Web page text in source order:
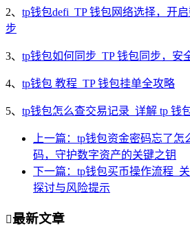
2、 tp钱包defi_TP 钱包网络选择，开
步
3、 tp钱包如何同步_TP 钱包同步，安
4、 tp钱包 教程_TP 钱包挂单全攻略
5、 tp钱包怎么查交易记录_详解 tp 钱
上一篇：tp钱包资金密码忘了怎
码，守护数字资产的关键之钥
下一篇：tp钱包买币操作流程_
探讨与风险提示
最新文章